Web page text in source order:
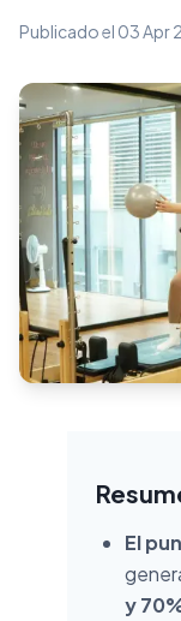
Publicado el 03 Apr
El
y